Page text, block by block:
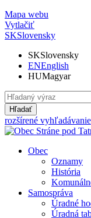
Mapa webu
Vytlačiť
SKSlovensky
SKSlovensky
ENEnglish
HUMagyar
Hľadať
rozšírené vyhľadávanie
Obec
Oznamy
História
Samospráva
Úradné
Úradná